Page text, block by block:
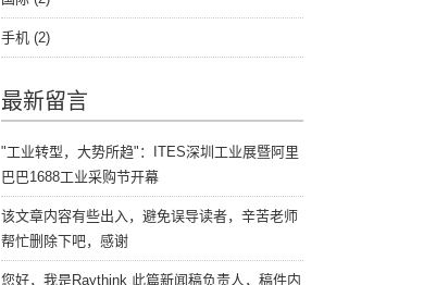
手机 (2)
最新留言
"工业转型，大势所趋"：ITES深圳工业展暨阿里
巴巴1688工业采购节开幕
该文章内容有些出入，避免误导读者，辛苦老师
帮忙删除下吧，感谢
您好，我是Raythink 此篇新闻稿负责人，稿件内